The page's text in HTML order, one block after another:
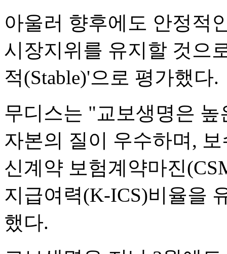
아울러 향후에도 안정적
시장지위를 유지할 것으
적(Stable)'으로 평가했다.
무디스는 "교보생명은
자본의 질이 우수하며,
신계약 보험계약마진
지급여력(K-ICS)비율을
했다.